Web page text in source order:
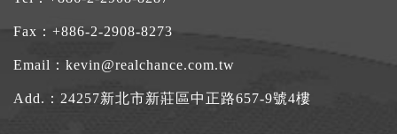
Fax：+886-2-2908-8273
Email： kevin@realchance.com.tw
Add.： 24257新北市新莊區中正路657-9號4樓